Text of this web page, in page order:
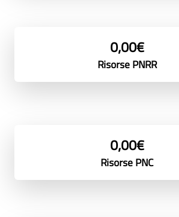
0,00€
Risorse PNRR
0,00€
Risorse PNC